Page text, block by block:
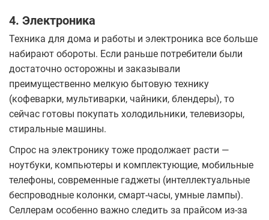
4. Электроника
Техника для дома и работы и электроника все больше
набирают обороты. Если раньше потребители были
достаточно осторожны и заказывали
преимущественно мелкую бытовую технику
(кофеварки, мультиварки, чайники, блендеры), то
сейчас готовы покупать холодильники, телевизоры,
стиральные машины.
Спрос на электронику тоже продолжает расти —
ноутбуки, компьютеры и комплектующие, мобильные
телефоны, современные гаджеты (интеллектуальные
беспроводные колонки, смарт-часы, умные лампы).
Селлерам особенно важно следить за прайсом из-за